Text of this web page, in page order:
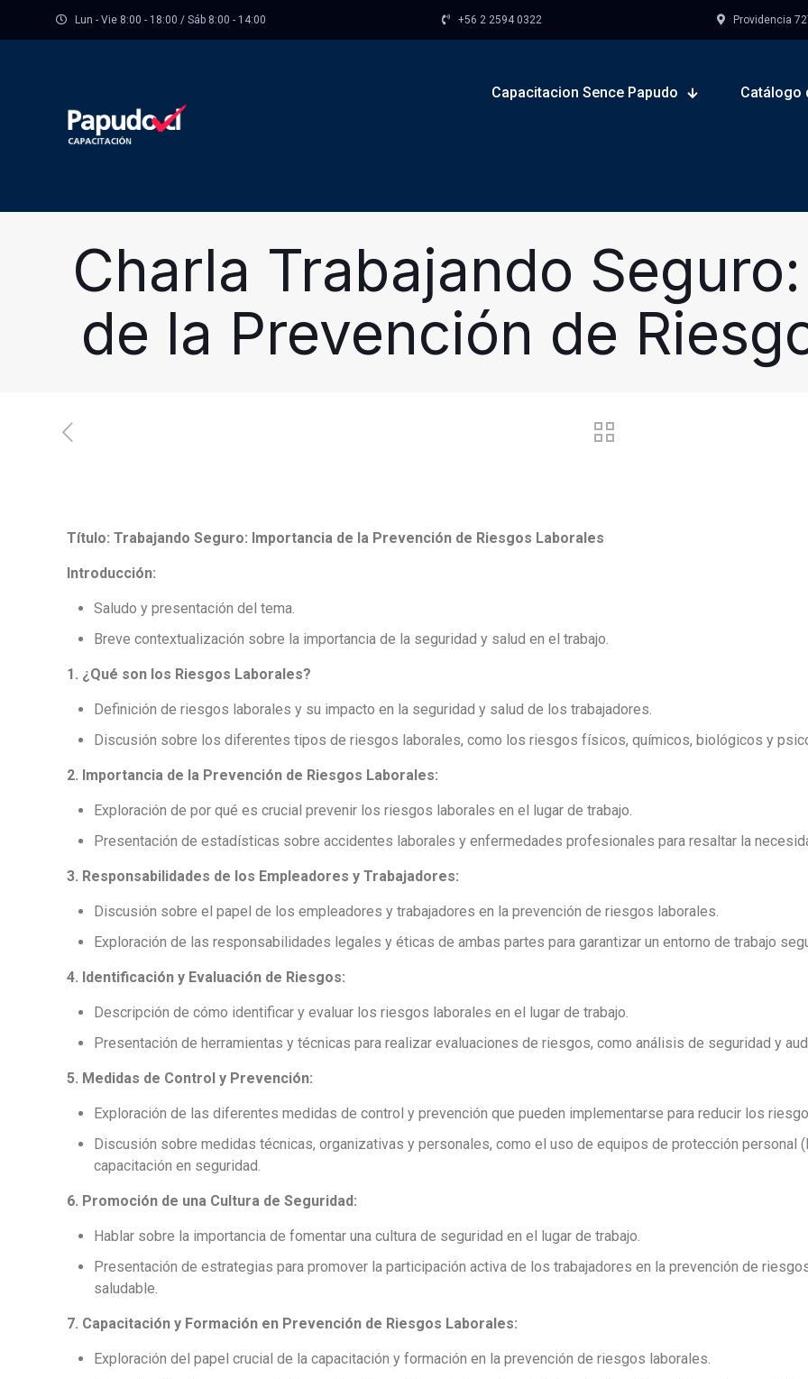
Lun - Vie 8:00 - 18:00 / Sáb 8:00 - 14:00 +56 2 2594 0322 Providencia
Capacitacion Sence Papudo Catálogo
Charla Trabajando
de la Prevención de
Título: Trabajando Seguro: Importancia de la Prevención de Riesgos Laborales
Introducción:
Saludo y presentación del tema.
Breve contextualización sobre la importancia de la seguridad y salud en el trabajo.
1. ¿Qué son los Riesgos Laborales?
Definición de riesgos laborales y su impacto en la seguridad y salud de los trabajadores.
Discusión sobre los diferentes tipos de riesgos laborales, como los riesgos físicos, químicos, biológicos y
2. Importancia de la Prevención de Riesgos Laborales:
Exploración de por qué es crucial prevenir los riesgos laborales en el lugar de trabajo.
Presentación de estadísticas sobre accidentes laborales y enfermedades profesionales para resaltar la
3. Responsabilidades de los Empleadores y Trabajadores:
Discusión sobre el papel de los empleadores y trabajadores en la prevención de riesgos laborales.
Exploración de las responsabilidades legales y éticas de ambas partes para garantizar un entorno de trabajo
4. Identificación y Evaluación de Riesgos:
Descripción de cómo identificar y evaluar los riesgos laborales en el lugar de trabajo.
Presentación de herramientas y técnicas para realizar evaluaciones de riesgos, como análisis de seguridad y
5. Medidas de Control y Prevención:
Exploración de las diferentes medidas de control y prevención que pueden implementarse para reducir los
Discusión sobre medidas técnicas, organizativas y personales, como el uso de equipos de protección personal
capacitación en seguridad.
6. Promoción de una Cultura de Seguridad:
Hablar sobre la importancia de fomentar una cultura de seguridad en el lugar de trabajo.
Presentación de estrategias para promover la participación activa de los trabajadores en la prevención de
saludable.
7. Capacitación y Formación en Prevención de Riesgos Laborales:
Exploración del papel crucial de la capacitación y formación en la prevención de riesgos laborales.